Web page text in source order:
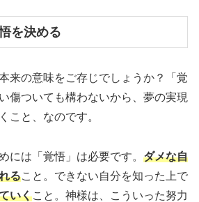
を決める
来の意味をご存じでしょうか？「覚
傷ついても構わないから、夢の実現
こと、なのです。
には「覚悟」は必要です。 ダメな自
ること。できない自分を知った上で
いくこと。神様は、こういった努力